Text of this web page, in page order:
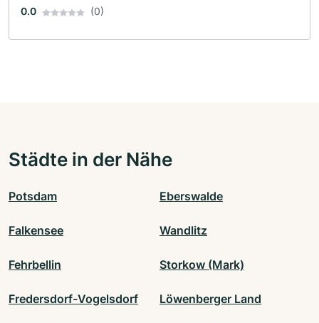
0.0 (0)
Städte in der Nähe
Potsdam Eberswalde
Falkensee Wandlitz
Fehrbellin Storkow (Mark)
Fredersdorf-Vogelsdorf Löwenberger Land